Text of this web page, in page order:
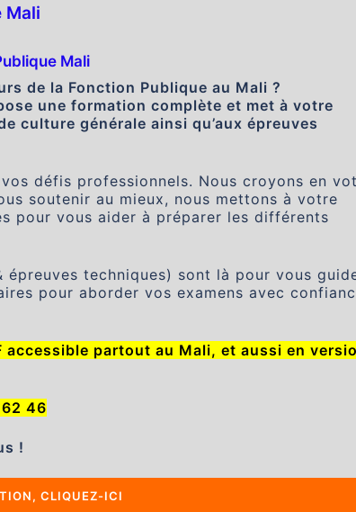
Mali
Mali
de la Fonction Publique au Mali ?
une formation complète et met à votre
culture générale ainsi qu’aux épreuves
défis professionnels. Nous croyons en
soutenir au mieux, nous mettons à votre
pour vous aider à préparer les différents
épreuves techniques) sont là pour vous
pour aborder vos examens avec
partout au Mali, et aussi en
62 46
!
CLIQUEZ-ICI